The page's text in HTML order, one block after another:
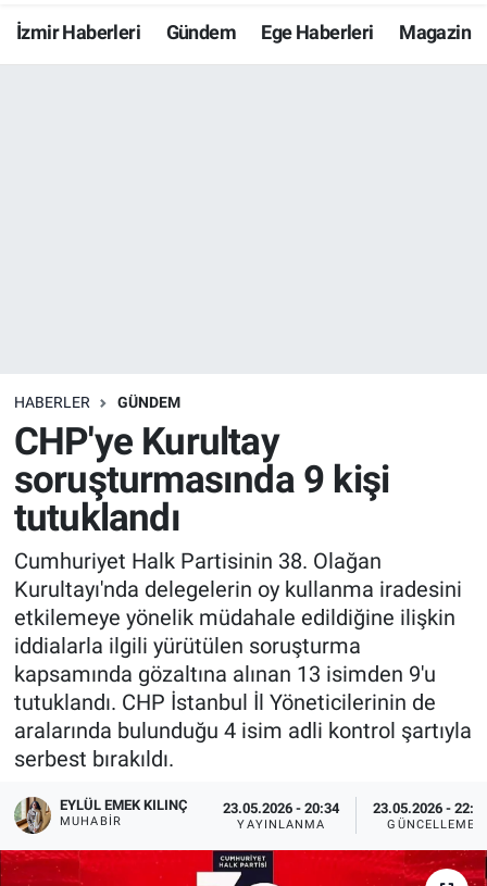
İzmir Haberleri Gündem Ege Haberleri Magazin
HABERLER GÜNDEM
CHP'ye Kurultay
soruşturmasında 9 kişi
tutuklandı
Cumhuriyet Halk Partisinin 38. Olağan
Kurultayı'nda delegelerin oy kullanma iradesini
etkilemeye yönelik müdahale edildiğine ilişkin
iddialarla ilgili yürütülen soruşturma
kapsamında gözaltına alınan 13 isimden 9'u
tutuklandı. CHP İstanbul İl Yöneticilerinin de
aralarında bulunduğu 4 isim adli kontrol şartıyla
serbest bırakıldı.
EYLÜL EMEK KILINÇ
MUHABIR
23.05.2026 - 20:34
YAYINLANMA
23.05.2026 -
GÜNCELLEME
Resmi İlanlar